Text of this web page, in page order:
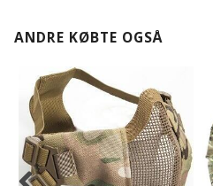
ANDRE KØBTE OGSÅ